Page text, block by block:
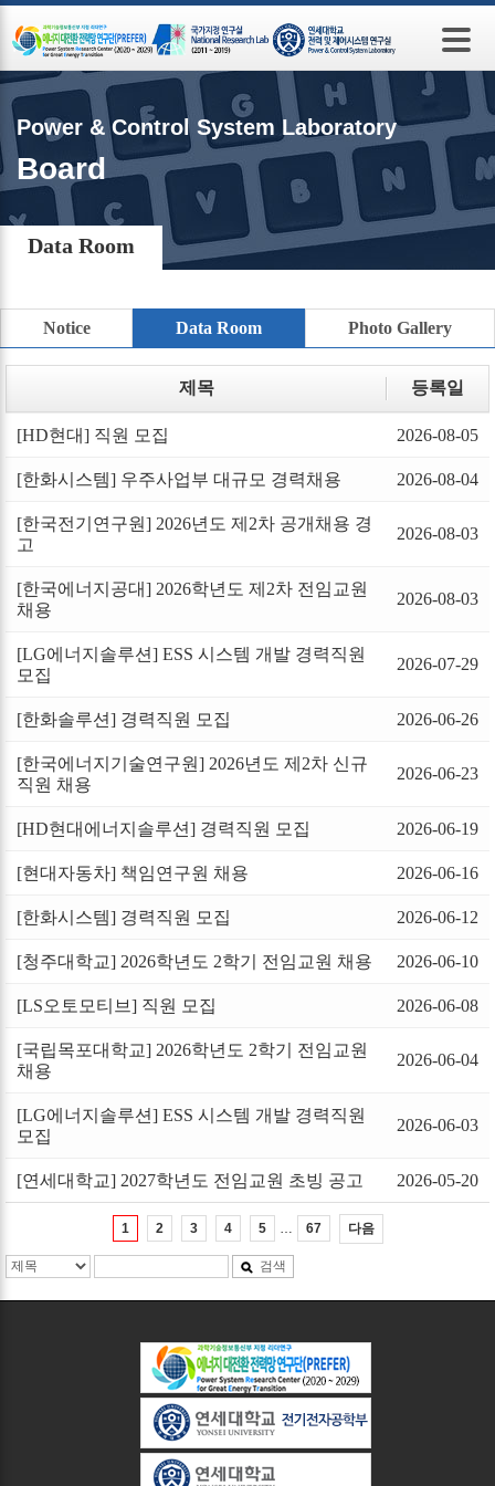
Power & Control System Laboratory
Board
Data Room
Notice Data Room Photo Gallery
제목 등록일
[HD현대] 직원 모집 2026-08-05
[한화시스템] 우주사업부 대규모 경력채용 2026-08-04
[한국전기연구원] 2026년도 제2차 공개채용 경
고
2026-08-03
[한국에너지공대] 2026학년도 제2차 전임교원
채용
2026-08-03
[LG에너지솔루션] ESS 시스템 개발 경력직원
모집
2026-07-29
[한화솔루션] 경력직원 모집 2026-06-26
[한국에너지기술연구원] 2026년도 제2차 신규
직원 채용
2026-06-23
[HD현대에너지솔루션] 경력직원 모집 2026-06-19
[현대자동차] 책임연구원 채용 2026-06-16
[한화시스템] 경력직원 모집 2026-06-12
[청주대학교] 2026학년도 2학기 전임교원 채용 2026-06-10
[LS오토모티브] 직원 모집 2026-06-08
[국립목포대학교] 2026학년도 2학기 전임교원
채용
2026-06-04
[LG에너지솔루션] ESS 시스템 개발 경력직원
모집
2026-06-03
[연세대학교] 2027학년도 전임교원 초빙 공고 2026-05-20
1 2 3 4 5 67 다음
검색